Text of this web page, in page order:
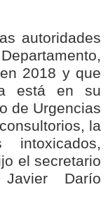
autoridades
2018 y que
está en su
de Urgencias
la
el secretario
Darío